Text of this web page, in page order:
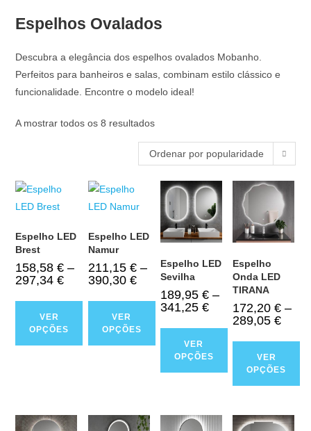
Espelhos Ovalados
Descubra a elegância dos espelhos ovalados Mobanho.
Perfeitos para banheiros e salas, combinam estilo clássico e
funcionalidade. Encontre o modelo ideal!
A mostrar todos os 8 resultados
Ordenar por popularidade
Espelho LED
Brest
158,58€ –
297,34€
VER
OPÇÕES
Espelho LED
Namur
211,15 € –
390,30 €
VER
OPÇÕES
Espelho LED
Sevilha
189,95 € –
341,25 €
VER
OPÇÕES
Espelho
Onda LED
TIRANA
172,20€ –
289,05€
VER
OPÇÕES